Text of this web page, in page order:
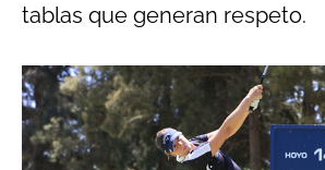
tablas que generan respeto.